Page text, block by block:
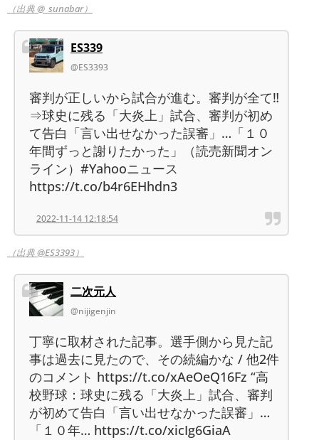
（出典 @_sunabar）
ES339
@ES3393
審判が正しいから試合が進む。審判が全て‼️
⇒球史に残る「大炎上」試合、審判が初め
て告白「言い出せなかった誤審」…「１０
年間ずっと謝りたかった」（読売新聞オン
ライン）#Yahooニュース
https://t.co/b4r6EHhdn3
2022-11-14 12:18:54
（出典 @ES3393）
二次元人
@nijigenjin
丁寧に取材された記事。選手側から見た記
事は過去に見たので、その続編かな / 他2件
のコメント https://t.co/xAeOeQ16Fz “高
校野球：球史に残る「大炎上」試合、審判
が初めて告白「言い出せなかった誤審」…
「１０年… https://t.co/xicIg6GiaA